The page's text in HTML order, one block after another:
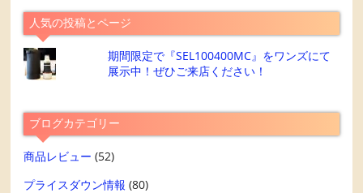
人気の投稿とページ
期間限定で『SEL100400MC』をワンズにて
展示中！ぜひご来店ください！
ブログカテゴリー
商品レビュー (52)
プライスダウン情報 (80)